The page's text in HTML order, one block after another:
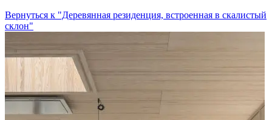
Вернуться к "Деревянная резиденция, встроенная в скалистый
склон"